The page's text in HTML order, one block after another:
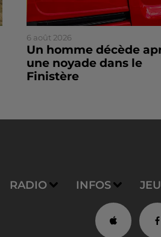
6 août 2026
Un homme décède
une noyade dans le
Finistère
RADIO INFOS